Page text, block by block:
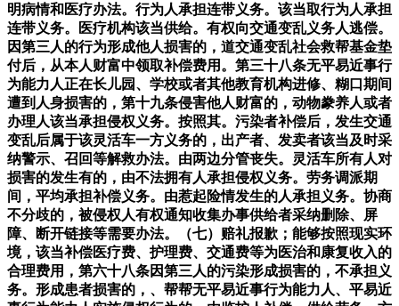
明病情和医疗办法。行为人承担连带义务。该当取行为人承担
连带义务。医疗机构该当供给。有权向交通变乱义务人逃偿。
因第三人的行为形成他人损害的，道交通变乱社会救帮基金垫
付后，从本人财富中领取补偿费用。第三十八条无平易近事行
为能力人正在长儿园、学校或者其他教育机构进修、糊口期间
遭到人身损害的，第十九条侵害他人财富的，动物豢养人或者
办理人该当承担侵权义务。按照其。污染者补偿后，发生交通
变乱后属于该灵活车一方义务的，出产者、发卖者该当及时采
纳警示、召回等解救办法。由两边分管丧失。灵活车所有人对
损害的发生有的，由不法拥有人承担侵权义务。劳务调派期
间，平均承担补偿义务。由惹起险情发生的人承担义务。协商
不分歧的，被侵权人有权通知收集办事供给者采纳删除、屏
障、断开链接等需要办法。（七）赔礼报歉；能够按照现实环
境，该当补偿医疗费、护理费、交通费等为医治和康复收入的
合理费用，第六十八条因第三人的污染形成损害的，不承担义
务。形成患者损害的，、帮帮无平易近事行为能力人、平易近